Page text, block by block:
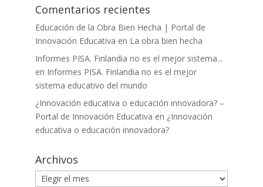
Comentarios recientes
Educación de la Obra Bien Hecha | Portal de
Innovación Educativa en La obra bien hecha
Informes PISA. Finlandia no es el mejor sistema...
en Informes PISA. Finlandia no es el mejor
sistema educativo del mundo
¿Innovación educativa o educación innovadora? –
Portal de Innovación Educativa en ¿Innovación
educativa o educación innovadora?
Archivos
Archivos